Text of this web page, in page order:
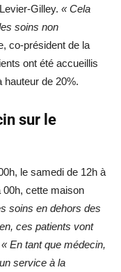
Gilley. « Cela
soins non
co-président de la
ont été accueillis
hauteur de 20%.
sur le
le samedi de 12h à
00h, cette maison
soins en dehors des
ces patients vont
« En tant que médecin,
service à la